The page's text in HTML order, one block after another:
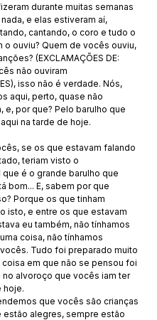
durante muitas semanas
e elas estiveram aí,
cantando, o coro e tudo o
o ouviu? Quem de vocês ouviu,
(EXCLAMAÇÕES DE:
não ouviram
isso não é verdade. Nós,
aqui, perto, quase não
e, por que? Pelo barulho que
na tarde de hoje.
se os que estavam falando
teriam visto o
é o grande barulho que
bom... E, sabem por que
Porque os que tinham
isto, e entre os que estavam
eu também, não tínhamos
coisa, não tínhamos
Tudo foi preparado muito
coisa em que não se pensou foi
no alvoroço que vocês iam ter
hoje.
estão alegres, sempre estão